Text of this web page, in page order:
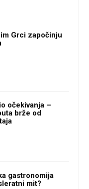
Grci započinju
očekivanja –
brže od
gastronomija
mit?